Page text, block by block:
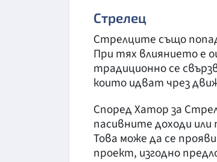
Стрелец
Стрелците също
При тях влиянието е
традиционно се
които идват чрез
Според Хатор за
пасивните доходи
Това може да се
проект, изгодно